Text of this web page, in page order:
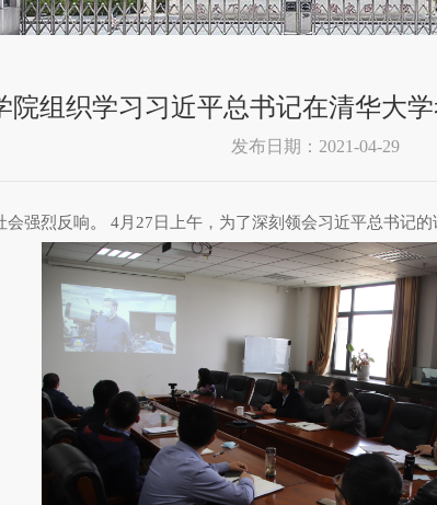
院组织学习习近平总书记在清华大
发布日期：2021-04-29
会强烈反响。 4月27日上午，为了深刻领会习近平总书记